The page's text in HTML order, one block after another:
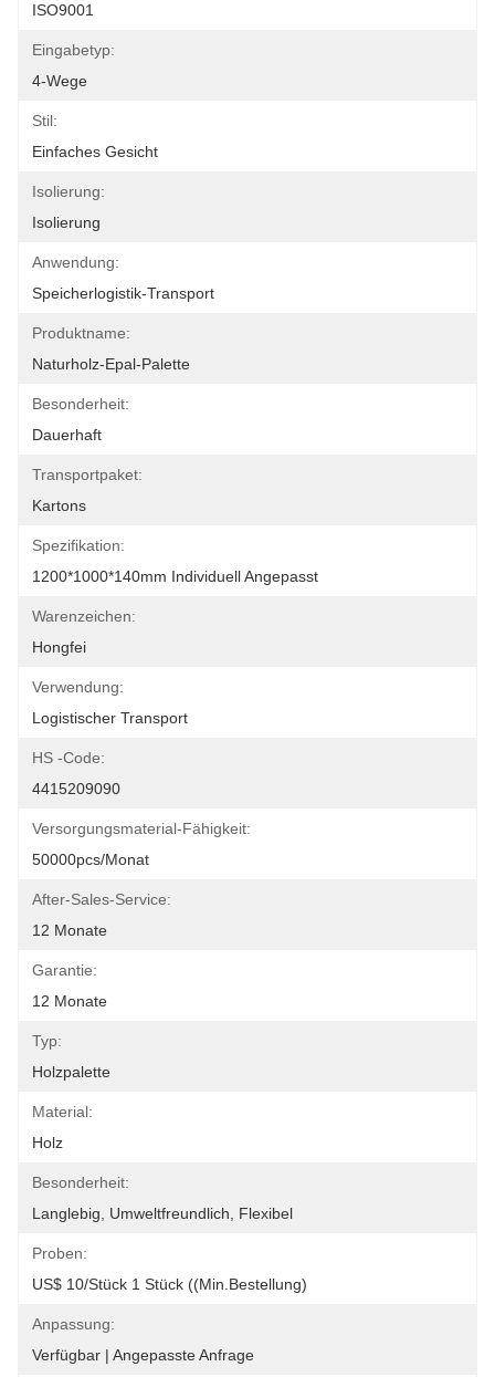
ISO9001
Eingabetyp:
4-Wege
Stil:
Einfaches Gesicht
Isolierung:
Isolierung
Anwendung:
Speicherlogistik-Transport
Produktname:
Naturholz-Epal-Palette
Besonderheit:
Dauerhaft
Transportpaket:
Kartons
Spezifikation:
1200*1000*140mm Individuell Angepasst
Warenzeichen:
Hongfei
Verwendung:
Logistischer Transport
HS -Code:
4415209090
Versorgungsmaterial-Fähigkeit:
50000pcs/Monat
After-Sales-Service:
12 Monate
Garantie:
12 Monate
Typ:
Holzpalette
Material:
Holz
Besonderheit:
Langlebig, Umweltfreundlich, Flexibel
Proben:
US$ 10/Stück 1 Stück ((Min.Bestellung)
Anpassung:
Verfügbar | Angepasste Anfrage